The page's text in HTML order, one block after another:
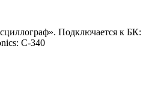
Подключается к БК:
C-340